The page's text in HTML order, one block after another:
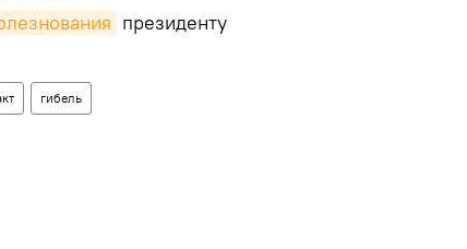
президенту
гибель